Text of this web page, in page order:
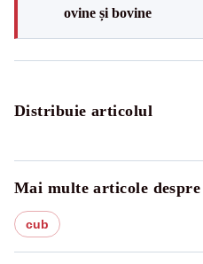
ovine și bovine
Distribuie articolul
Mai multe articole despre
cub